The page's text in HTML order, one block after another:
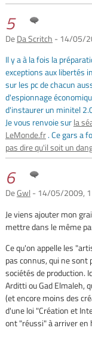
5
DeDa Scritch - 14/05/
Il y a à la fois la
exceptions aux libertés
sur les pc de chacun
d'espionnage
d'instaurer un minitel
Je vous renvoie surla
LeMonde.fr. Ce gars a
pas dire qu'il soit un
6
DeGwl - 14/05/2009,
Je viens ajouter mon
mettre dans le même
Ce qu'on appelle les
pas connus, qui ne sont
sociétés de production.
Arditti ou Gad Elmaleh,
(et encore moins des
d'une loi "Création et
ont "réussi" à arriver en